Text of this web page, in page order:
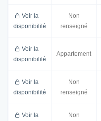
Voir la
disponibilité
Non
renseigné
Voir la
disponibilité
Appartement
Voir la
disponibilité
Non
renseigné
Voir la
Non